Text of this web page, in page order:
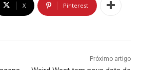
X Pinterest
Próximo artigo